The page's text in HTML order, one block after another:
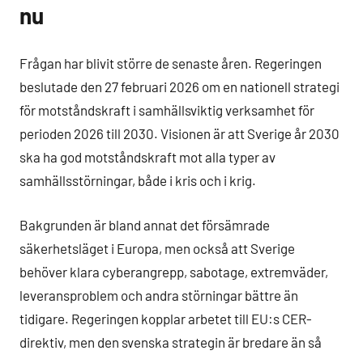
nu
Frågan har blivit större de senaste åren. Regeringen
beslutade den 27 februari 2026 om en nationell strategi
för motståndskraft i samhällsviktig verksamhet för
perioden 2026 till 2030. Visionen är att Sverige år 2030
ska ha god motståndskraft mot alla typer av
samhällsstörningar, både i kris och i krig.
Bakgrunden är bland annat det försämrade
säkerhetsläget i Europa, men också att Sverige
behöver klara cyberangrepp, sabotage, extremväder,
leveransproblem och andra störningar bättre än
tidigare. Regeringen kopplar arbetet till EU:s CER-
direktiv, men den svenska strategin är bredare än så